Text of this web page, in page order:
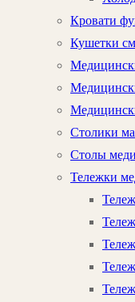
Кровати
Кушетки
Столики
Столы
Тележки